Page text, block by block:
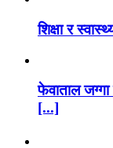
शिक्षा र
फेवाताल
[...]